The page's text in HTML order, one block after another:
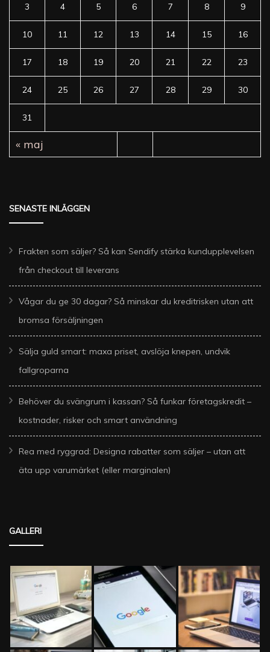
3 4 5 6 7 8 9
10 11 12 13 14 15 16
17 18 19 20 21 22 23
24 25 26 27 28 29 30
31
« maj
SENASTE INLÄGGEN
Frakten som säljer? Så kan Sendify stärka kundupplevelsen
från checkout till leverans
Vågar du ge 30 dagar? Så minskar du kreditrisken utan att
bromsa försäljningen
Sälja guld smart: maxa priset, avslöja knepen, undvik
fallgroparna
Behöver du svängrum i kassan? Så funkar företagskredit –
kostnader, risker och smart användning
Rea med ryggrad: Designa rabatter som säljer – utan att
äta upp varumärket (eller marginalen)
GALLERI